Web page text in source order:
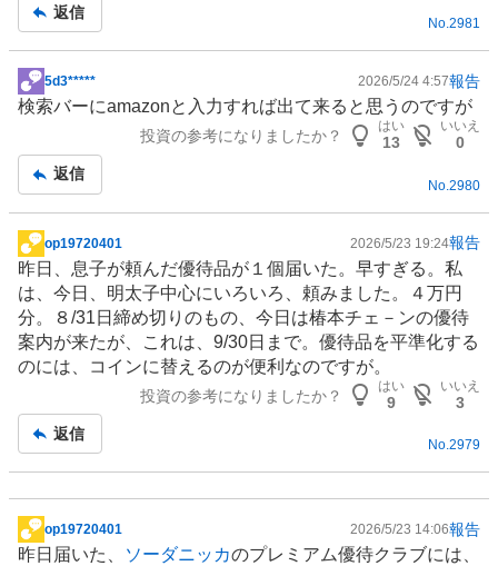
返信
No.2981
掲
示
事
5d3***** 2026/5/24 4:57報告
検索バーにamazonと入力すれば出て来ると思うのですが
投資の参考になりましたか？
はい
13
いいえ
0
返信
No. 2980
掲
示
板
記
事
op19720401 2026/5/23 19:24報告
昨日、息子が頼んだ優待品が１個届いた。早すぎる。私
は、今日、明太子中心にいろいろ、頼みました。４万円
分。８/31日締め切りのもの、今日は椿本チェ－ンの優待
案内が来たが、これは、9/30日まで。優待品を平準化する
のには、コインに替えるのが便利なのですが。
投資の参考になりましたか？
はい
9
いいえ
3
返信
No.2979
掲
op19720401 2026/5/23 14:06報告
昨日届いた、 ソーダニッカのプレミアム優待クラブには、